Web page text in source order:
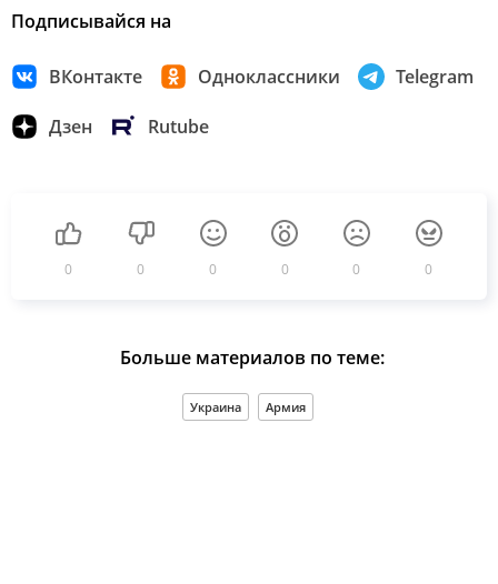
Подписывайся на
ВКонтакте Одноклассники Telegram
Дзен Rutube
0 0 0 0 0 0
Больше материалов по теме:
Украина Армия